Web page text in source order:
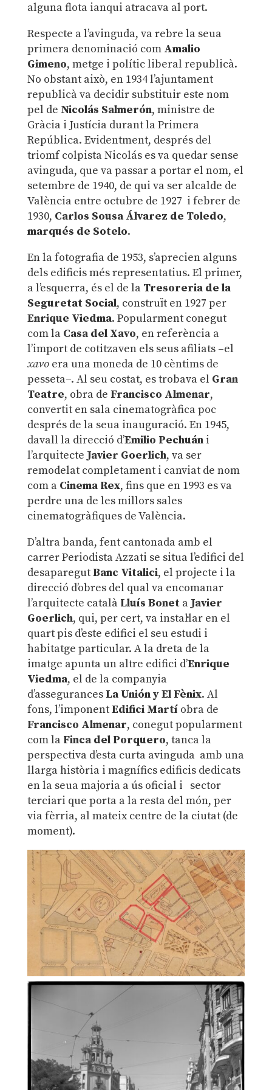
alguna flota ianqui atracava al port.
Respecte a l’avinguda, va rebre la seua
primera denominació com Amalio
Gimeno, metge i polític liberal republicà.
No obstant això, en 1934 l’ajuntament
republicà va decidir substituir este nom
pel de Nicolás Salmerón, ministre de
Gràcia i Justícia durant la Primera
República. Evidentment, després del
triomf colpista Nicolás es va quedar sense
avinguda, que va passar a portar el nom, el
setembre de 1940, de qui va ser alcalde de
València entre octubre de 1927 i febrer de
1930, Carlos Sousa Álvarez de Toledo,
marqués de Sotelo.
En la fotografia de 1953, s’aprecien alguns
dels edificis més representatius. El primer,
a l’esquerra, és el de la Tresoreria de la
Seguretat Social, construït en 1927 per
Enrique Viedma. Popularment conegut
com la Casa del Xavo, en referència a
l’import de cotitzaven els seus afiliats –el
xavoera una moneda de 10 cèntims de
pesseta–. Al seu costat, es trobava el Gran
Teatre, obra de Francisco Almenar,
convertit en sala cinematogràfica poc
després de la seua inauguració. En 1945,
davall la direcció d’Emilio Pechuán i
l’arquitecte Javier Goerlich, va ser
remodelat completament i canviat de nom
com a Cinema Rex, fins que en 1993 es va
perdre una de les millors sales
cinematogràfiques de València.
D’altra banda, fent cantonada amb el
carrer Periodista Azzati se situa l’edifici del
desaparegutBanc Vitalici, el projecte i la
direcció d’obres del qual va encomanar
l’arquitecte català Lluís Bonet a Javier
Goerlich, qui, per cert, va instal·lar en el
quart pis d’este edifici el seu estudi i
habitatge particular. A la dreta de la
imatge apunta un altre edifici d’Enrique
Viedma, el de la companyia
d’assegurances La Unión y El Fènix. Al
fons, l’imponentEdifici Martíobra de
Francisco Almenar, conegut popularment
com la Finca del Porquero, tanca la
perspectiva d’esta curta avinguda amb una
llarga història i magnífics edificis dedicats
en la seua majoria a ús oficial i sector
terciari que porta a la resta del món, per
via fèrria, al mateix centre de la ciutat (de
moment).